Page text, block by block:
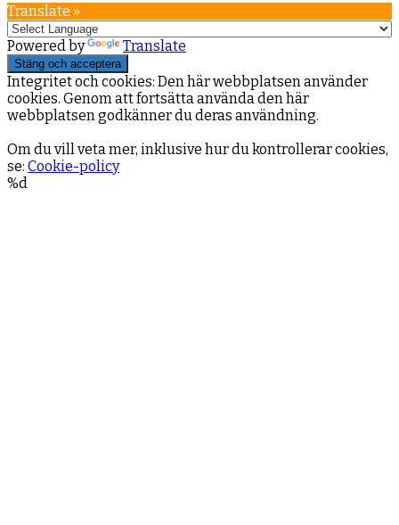
Translate »
Powered by Translate
Integritet och cookies: Den här webbplatsen använder
cookies. Genom att fortsätta använda den här
webbplatsen godkänner du deras användning.
Om du vill veta mer, inklusive hur du kontrollerar cookies,
se: Cookie-policy
%d